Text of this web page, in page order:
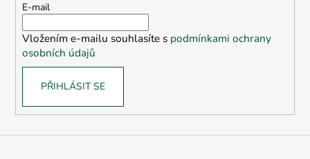
E-mail
Vložením e-mailu souhlasíte s podmínkami ochrany
osobních údajů
PŘIHLÁSIT SE